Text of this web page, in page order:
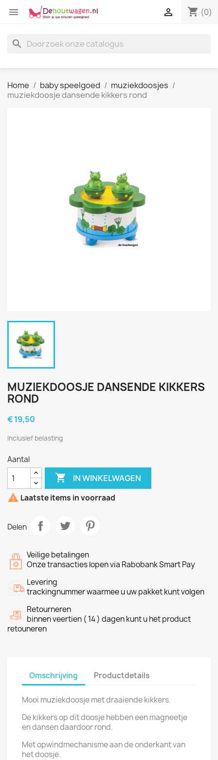
 shopping_cart (0)

search
Home baby speelgoed
muziekdoosjes
muziekdoosje dansende kikkers rond
MUZIEKDOOSJE DANSENDE KIKKERS
ROND
€ 19,50
Inclusief belasting
Aantal
 IN WINKELWAGEN
 Laatste items in voorraad
Delen
Veilige betalingen
Onze transacties lopen via Rabobank Smart Pay
Levering
trackingnummer waarmee u uw pakket kunt volgen
Retourneren
binnen veertien ( 14 ) dagen kunt u het product
retouneren
Omschrijving Productdetails
Mooi muziekdoosje met draaiende kikkers.
De kikkers op dit doosje hebben een magneetje
en dansen daardoor rond.
Met opwindmechanisme aan de onderkant van
het doosje.